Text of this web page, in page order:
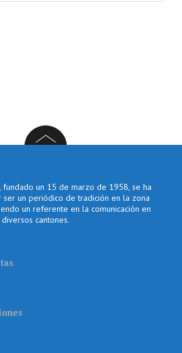
fundado un 15 de marzo de 1958, se ha
ser un periódico de tradición en la zona
un referente en la comunicación en
cantones.